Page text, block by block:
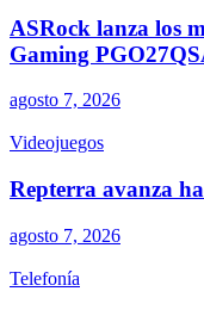
ASRock lanza los
Gaming
agosto 7, 2026
Videojuegos
Repterra avanza
agosto 7, 2026
Telefonía